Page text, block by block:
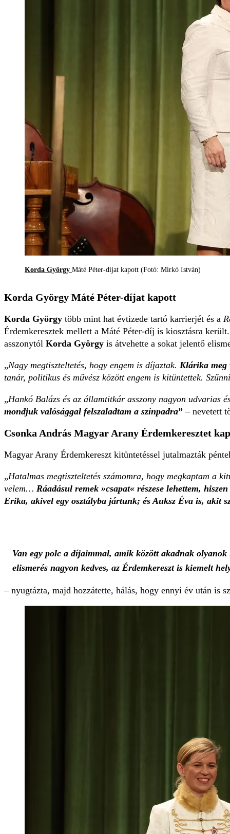
Korda György Máté Péter-díjat kapott (Fotó: Mirkó István)
Korda György Máté Péter-díjat kapott
Korda György több mint hat évtizede tartó karrierjét és a
Érdemkeresztek mellett a Máté Péter-díj is kiosztásra
asszonytól Korda György is átvehette a sokat jelentő
„Nagy megtiszteltetés, hogy engem is díjaztak. Klárika meg
tanár, politikus és művész között engem is kitüntettek.
„Hankó Balázs és az államtitkár asszony nagyon udvarias
mondjuk valósággal felszaladtam a színpadra” – nevetett
Csonka András Magyar Arany Érdemkeresztet
Magyar Arany Érdemkereszt kitüntetéssel jutalmazták
„Hatalmas megtiszteltetés számomra, hogy megkaptam a
velem… Ráadásul remek »csapat« részese lehettem,
Erika, akivel egy osztályba jártunk; és Auksz Éva is, akit
Van egy polc a díjaimmal, amik között akadnak
elismerés nagyon kedves, az Érdemkereszt is kiemelt
– nyugtázta, majd hozzátette, hálás, hogy ennyi év után is